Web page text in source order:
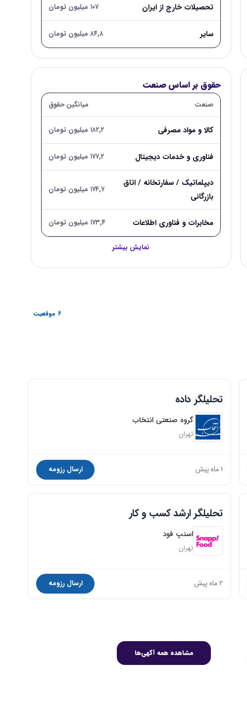
تحصیلات خارج از ایران ۱۰۷ میلیون تومان
سایر ۸۴,۸ میلیون تومان
حقوق بر اساس صنعت
صنعت میانگین حقوق
کالا و مواد مصرفی ۱۸۲,۲ میلیون تومان
فناوری و خدمات دیجیتال ۱۷۷,۲ میلیون تومان
دیپلماتیک / سفارتخانه / اتاق
بازرگانی
۱۷۴,۷ میلیون تومان
مخابرات و فناوری اطلاعات ۱۷۳,۴ میلیون تومان
نمایش بیشتر
6 موقعیت
تحلیلگر داده
گروه صنعتی انتخاب
تهران
1 ماه پیش ارسال رزومه
تحلیلگر ارشد کسب و کار
اسنپ فود
تهران
2 ماه پیش ارسال رزومه
مشاهده همه آگهی‌ها